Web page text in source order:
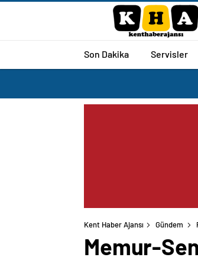
Son Dakika Servisler
Kent Haber Ajansı Gündem
Memur-